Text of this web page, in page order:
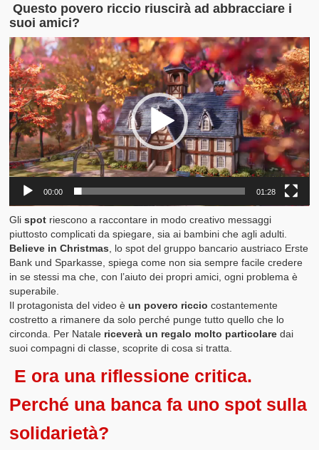
Questo povero riccio riuscirà ad abbracciare i
suoi amici?
Video
Player
00:00 01:28
Glispot riescono a raccontare in modo creativo messaggi
piuttosto complicati da spiegare, sia ai bambini che agli adulti.
Believe in Christmas, lo spot del gruppo bancario austriaco Erste
Bank und Sparkasse, spiega come non sia sempre facile credere
in se stessi ma che, con l’aiuto dei propri amici, ogni problema è
superabile.
Il protagonista del video èun povero riccio costantemente
costretto a rimanere da solo perché punge tutto quello che lo
circonda. Per Natale riceverà un regalo molto particolare dai
suoi compagni di classe, scoprite di cosa si tratta.
E ora una riflessione critica.
Perché una banca fa uno spot sulla
solidarietà?